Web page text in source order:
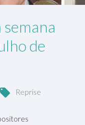
semana
de
Reprise